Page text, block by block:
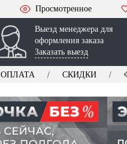
Просмотренное
Выезд менеджера для
оформления заказа
Заказать выезд
ОПЛАТА СКИДКИ